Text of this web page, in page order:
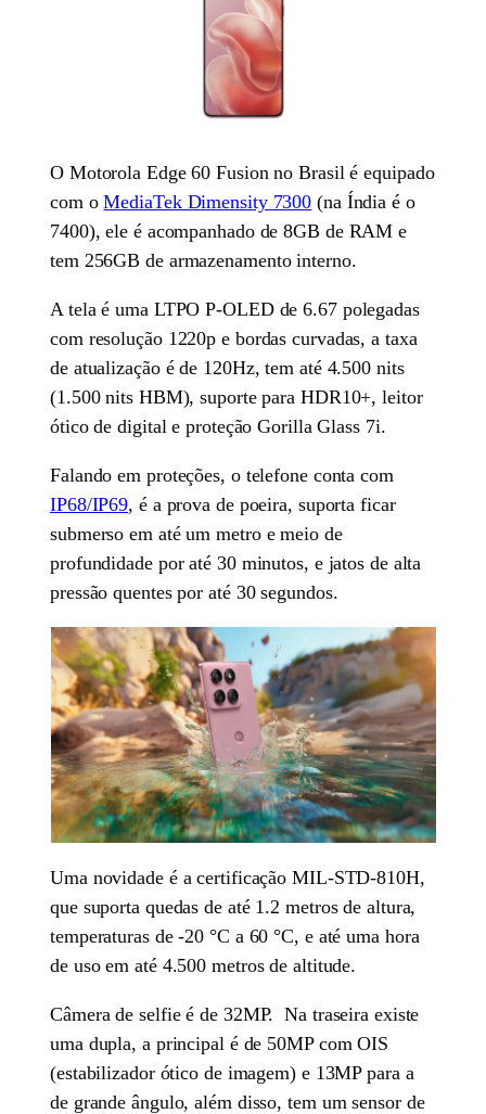
O Motorola Edge 60 Fusion no Brasil é equipado
com oMediaTek Dimensity 7300 (na Índia é o
7400), ele é acompanhado de 8GB de RAM e
tem 256GB de armazenamento interno.
A tela é uma LTPO P-OLED de 6.67 polegadas
com resolução 1220p e bordas curvadas, a taxa
de atualização é de 120Hz, tem até 4.500 nits
(1.500 nits HBM), suporte para HDR10+, leitor
ótico de digital e proteção Gorilla Glass 7i.
Falando em proteções, o telefone conta com
IP68/IP69, é a prova de poeira, suporta ficar
submerso em até um metro e meio de
profundidade por até 30 minutos, e jatos de alta
pressão quentes por até 30 segundos.
Uma novidade é a certificação MIL-STD-810H,
que suporta quedas de até 1.2 metros de altura,
temperaturas de -20 °C a 60 °C, e até uma hora
de uso em até 4.500 metros de altitude.
Câmera de selfie é de 32MP. Na traseira existe
uma dupla, a principal é de 50MP com OIS
(estabilizador ótico de imagem) e 13MP para a
de grande ângulo, além disso, tem um sensor de